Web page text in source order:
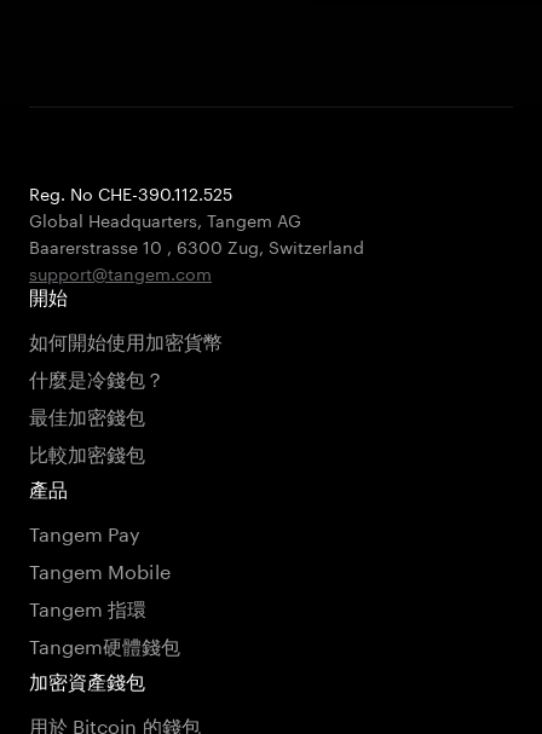
Reg. No CHE-390.112.525
Global Headquarters, Tangem AG
Baarerstrasse 10 , 6300 Zug, Switzerland
support@tangem.com
開始
如何開始使用加密貨幣
什麼是冷錢包？
最佳加密錢包
比較加密錢包
產品
Tangem Pay
Tangem Mobile
Tangem 指環
Tangem硬體錢包
加密資產錢包
用於 Bitcoin 的錢包